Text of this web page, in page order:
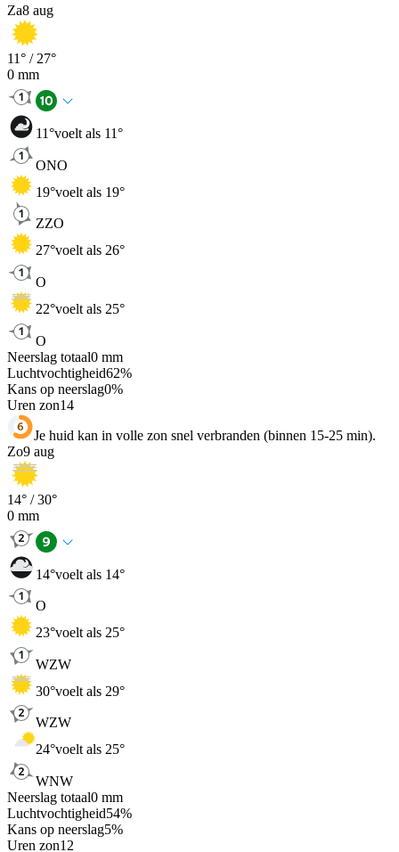
Za8 aug
11° / 27°
0 mm
11°voelt als 11°
ONO
19°voelt als 19°
ZZO
27°voelt als 26°
O
22°voelt als 25°
O
Neerslag totaal0 mm
Luchtvochtigheid62%
Kans op neerslag0%
Uren zon14
Je huid kan in volle zon snel verbranden (binnen 15-25 min).
Zo9 aug
14° /30°
0 mm
14°voelt als 14°
O
23°voelt als 25°
WZW
30°voelt als 29°
WZW
24°voelt als 25°
WNW
Neerslag totaal0 mm
Luchtvochtigheid54%
Kans op neerslag5%
Uren zon12